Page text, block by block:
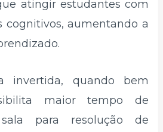
atingir estudantes com
cognitivos, aumentando a
invertida, quando bem
maior tempo de
para resolução de